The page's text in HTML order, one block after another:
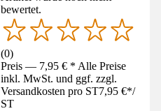
bewertet.
(0)
Preis — 7,95 € * Alle Preise
inkl. MwSt. und ggf. zzgl.
Versandkosten pro ST7,95 €*/
ST